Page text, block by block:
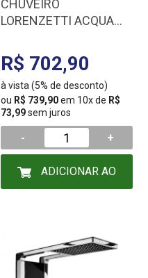
CHUVEIRO
LORENZETTI ACQUA
127/5500 7510059
R$ 702,90
à vista (5% de desconto)
ou R$ 739,90em 10x de R$
73,99sem juros
- +